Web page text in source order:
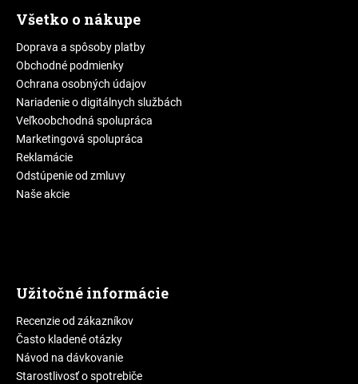
Všetko o nákupe
Doprava a spôsoby platby
Obchodné podmienky
Ochrana osobných údajov
Nariadenie o digitálnych službách
Veľkoobchodná spolupráca
Marketingová spolupráca
Reklamácie
Odstúpenie od zmluvy
Naše akcie
Užitočné informácie
Recenzie od zákazníkov
Často kladené otázky
Návod na dávkovanie
Starostlivosť o spotrebiče